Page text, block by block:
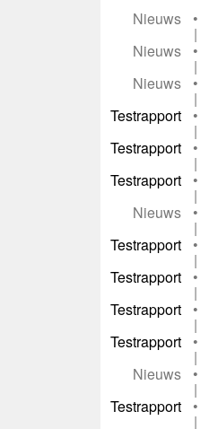
Nieuws
•
|
Nieuws
•
|
Nieuws
•
|
Testrapport
•
|
Testrapport
•
|
Testrapport
•
|
Nieuws
•
|
Testrapport
•
|
Testrapport
•
|
Testrapport
•
|
Testrapport
•
|
Nieuws
•
|
Testrapport
•
|